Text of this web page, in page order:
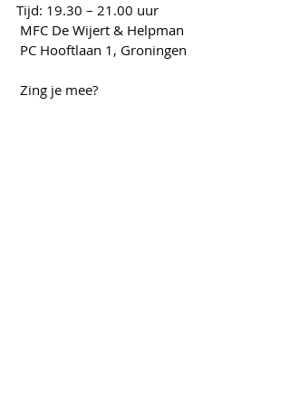
Tijd: 19.30 – 21.00 uur
MFC De Wijert & Helpman
PC Hooftlaan 1, Groningen
Zing je mee?